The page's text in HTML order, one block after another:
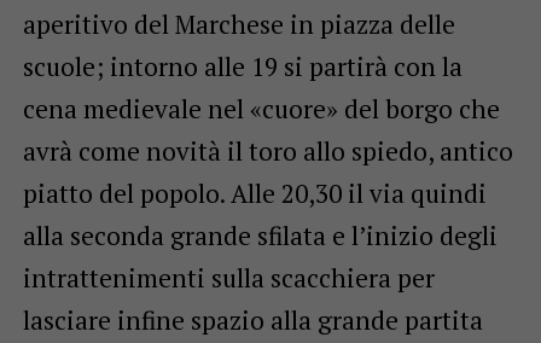
aperitivo del Marchese in piazza delle
scuole; intorno alle 19 si partirà con la
cena medievale nel «cuore» del borgo che
avrà come novità il toro allo spiedo, antico
piatto del popolo. Alle 20,30 il via quindi
alla seconda grande sfilata e l’inizio degli
intrattenimenti sulla scacchiera per
lasciare infine spazio alla grande partita